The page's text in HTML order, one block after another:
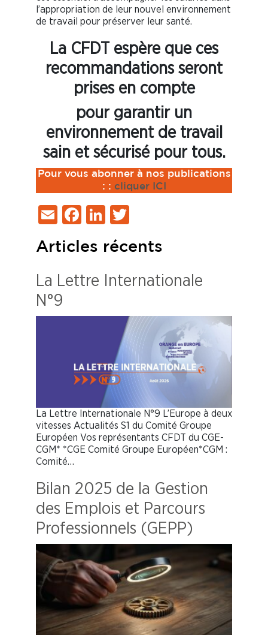
l’appropriation de leur nouvel environnement
de travail pour préserver leur santé.
La CFDT espère que ces
recommandations seront
prises en compte
pour garantir un
environnement de travail
sain et sécurisé pour tous.
Pour vous abonner à nos publications
: : cliquer ICI
EmailFacebook
LinkedIn
Articles récents
La Lettre Internationale
N°9
La Lettre Internationale N°9 L’Europe à deux
vitesses Actualités S1 du Comité Groupe
Européen Vos représentants CFDT du CGE-
CGM* *CGE Comité Groupe Européen*CGM :
Comité…
Bilan 2025 de la Gestion
des Emplois et Parcours
Professionnels (GEPP)